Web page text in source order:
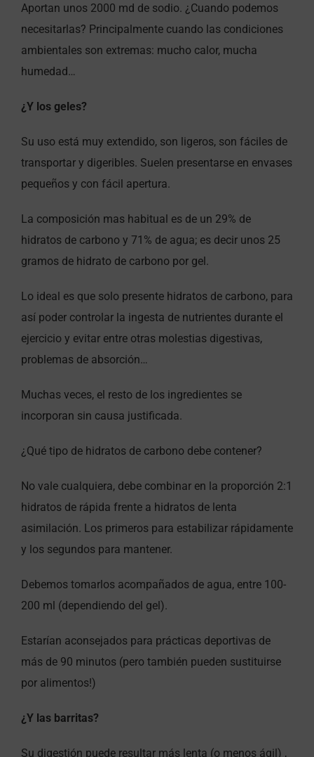
Aportan unos 2000 md de sodio. ¿Cuando podemos
necesitarlas? Principalmente cuando las condiciones
ambientales son extremas: mucho calor, mucha
humedad…
¿Y los geles?
Su uso está muy extendido, son ligeros, son fáciles de
transportar y digeribles. Suelen presentarse en envases
pequeños y con fácil apertura.
La composición mas habitual es de un 29% de
hidratos de carbono y 71% de agua; es decir unos 25
gramos de hidrato de carbono por gel.
Lo ideal es que solo presente hidratos de carbono, para
así poder controlar la ingesta de nutrientes durante el
ejercicio y evitar entre otras molestias digestivas,
problemas de absorción…
Muchas veces, el resto de los ingredientes se
incorporan sin causa justificada.
¿Qué tipo de hidratos de carbono debe contener?
No vale cualquiera, debe combinar en la proporción 2:1
hidratos de rápida frente a hidratos de lenta
asimilación. Los primeros para estabilizar rápidamente
y los segundos para mantener.
Debemos tomarlos acompañados de agua, entre 100-
200 ml (dependiendo del gel).
Estarían aconsejados para prácticas deportivas de
más de 90 minutos (pero también pueden sustituirse
por alimentos!)
¿Y las barritas?
Su digestión puede resultar más lenta (o menos ágil) ,